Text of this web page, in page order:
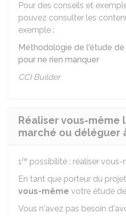
Pour des conseils et
pouvez consulter les
exemple :
Méthodologie de l'étude de
pour ne rien manquer
CCI Builder
Réaliser vous-même
marché ou déléguer
1re possibilité : réaliser
En tant que porteur du
vous-même votre étude
Vous n'avez pas besoin